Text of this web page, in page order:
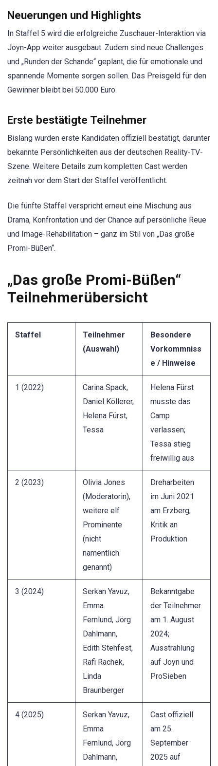
Neuerungen und Highlights
In Staffel 5 wird die erfolgreiche Zuschauer-Interaktion via
Joyn-App weiter ausgebaut. Zudem sind neue Challenges
und „Runden der Schande“ geplant, die für emotionale und
spannende Momente sorgen sollen. Das Preisgeld für den
Gewinner bleibt bei 50.000 Euro.
Erste bestätigte Teilnehmer
Bislang wurden erste Kandidaten offiziell bestätigt, darunter
bekannte Persönlichkeiten aus der deutschen Reality-TV-
Szene. Weitere Details zum kompletten Cast werden
zeitnah vor dem Start der Staffel veröffentlicht.
Die fünfte Staffel verspricht erneut eine Mischung aus
Drama, Konfrontation und der Chance auf persönliche Reue
und Image-Rehabilitation – ganz im Stil von „Das große
Promi-Büßen“.
„Das große Promi-Büßen“
Teilnehmerübersicht
Staffel
Teilnehmer
(Auswahl)
Besondere
Vorkommniss
e / Hinweise
1 (2022)
Carina Spack,
Daniel Köllerer,
Helena Fürst,
Tessa
Helena Fürst
musste das
Camp
verlassen;
Tessa stieg
freiwillig aus
2 (2023)
Olivia Jones
(Moderatorin),
weitere elf
Prominente
(nicht
namentlich
genannt)
Dreharbeiten
im Juni 2021
am Erzberg;
Kritik an
Produktion
3 (2024)
Serkan Yavuz,
Emma
Fernlund, Jörg
Dahlmann,
Edith Stehfest,
Rafi Rachek,
Linda
Braunberger
Bekanntgabe
der Teilnehmer
am 1. August
2024;
Ausstrahlung
auf Joyn und
ProSieben
4 (2025)
Serkan Yavuz,
Emma
Fernlund, Jörg
Dahlmann,
Cast offiziell
am 25.
September
2025 auf